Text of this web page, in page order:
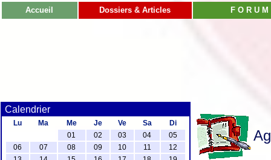
Accueil Dossiers & Articles F O R U M
Calendrier
Lu Ma Me Je Ve Sa
Di
01
02 03 04
05
06
07 08 09 10 11
12